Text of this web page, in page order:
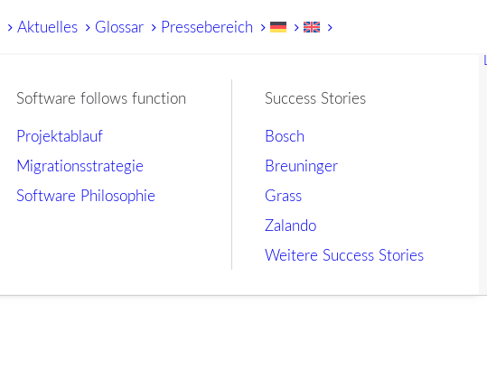
Aktuelles Glossar Pressebereich
Software follows function
Projektablauf
Migrationsstrategie
Software Philosophie
Success Stories
Bosch
Breuninger
Grass
Zalando
Weitere Success Stories